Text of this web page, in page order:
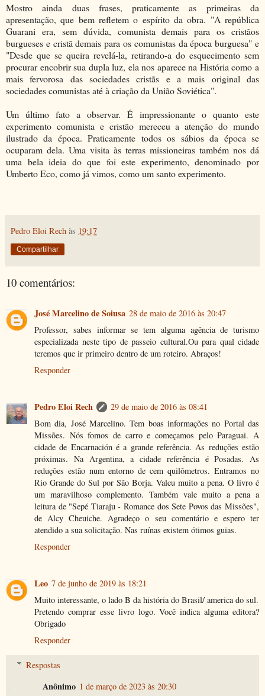
Mostro ainda duas frases, praticamente as primeiras da
apresentação, que bem refletem o espírito da obra. "A república
Guarani era, sem dúvida, comunista demais para os cristãos
burgueses e cristã demais para os comunistas da época burguesa" e
"Desde que se queira revelá-la, retirando-a do esquecimento sem
procurar encobrir sua dupla luz, ela nos aparece na História como a
mais fervorosa das sociedades cristãs e a mais original das
sociedades comunistas até à criação da União Soviética".
Um último fato a observar. É impressionante o quanto este
experimento comunista e cristão mereceu a atenção do mundo
ilustrado da época. Praticamente todos os sábios da época se
ocuparam dela. Uma visita às terras missioneiras também nos dá
uma bela ideia do que foi este experimento, denominado por
Umberto Eco, como já vimos, como um santo experimento.
Pedro Eloi Rech às 19:17
Compartilhar
10 comentários:
José Marcelino de Soiusa 28 de maio de 2016 às 20:47
Professor, sabes informar se tem alguma agência de turismo
especializada neste tipo de passeio cultural.Ou para qual cidade
teremos que ir primeiro dentro de um roteiro. Abraços!
Responder
Pedro Eloi Rech
29 de maio de 2016 às 08:41
Bom dia, José Marcelino. Tem boas informações no Portal das
Missões. Nós fomos de carro e começamos pelo Paraguai. A
cidade de Encarnación é a grande referência. As reduções estão
próximas. Na Argentina, a cidade referência é Posadas. As
reduções estão num entorno de cem quilômetros. Entramos no
Rio Grande do Sul por São Borja. Valeu muito a pena. O livro é
um maravilhoso complemento. Também vale muito a pena a
leitura de "Sepé Tiaraju - Romance dos Sete Povos das Missões",
de Alcy Cheuiche. Agradeço o seu comentário e espero ter
atendido a sua solicitação. Nas ruínas existem ótimos guias.
Responder
Leo 7 de junho de 2019 às 18:21
Muito interessante, o lado B da história do Brasil/ america do sul.
Pretendo comprar esse livro logo. Você indica alguma editora?
Obrigado
Responder
Respostas
Anônimo 1 de março de 2023 às 20:30